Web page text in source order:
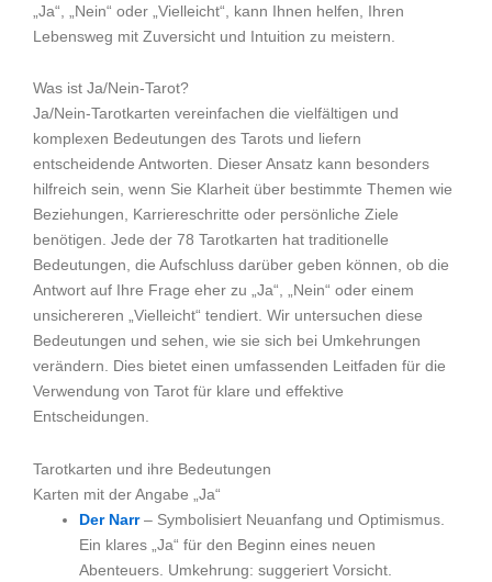
„Ja“, „Nein“ oder „Vielleicht“, kann Ihnen helfen, Ihren
Lebensweg mit Zuversicht und Intuition zu meistern.
Was ist Ja/Nein-Tarot?
Ja/Nein-Tarotkarten vereinfachen die vielfältigen und
komplexen Bedeutungen des Tarots und liefern
entscheidende Antworten. Dieser Ansatz kann besonders
hilfreich sein, wenn Sie Klarheit über bestimmte Themen wie
Beziehungen, Karriereschritte oder persönliche Ziele
benötigen. Jede der 78 Tarotkarten hat traditionelle
Bedeutungen, die Aufschluss darüber geben können, ob die
Antwort auf Ihre Frage eher zu „Ja“, „Nein“ oder einem
unsichereren „Vielleicht“ tendiert. Wir untersuchen diese
Bedeutungen und sehen, wie sie sich bei Umkehrungen
verändern. Dies bietet einen umfassenden Leitfaden für die
Verwendung von Tarot für klare und effektive
Entscheidungen.
Tarotkarten und ihre Bedeutungen
Karten mit der Angabe „Ja“
Der Narr – Symbolisiert Neuanfang und Optimismus.
Ein klares „Ja“ für den Beginn eines neuen
Abenteuers. Umkehrung: suggeriert Vorsicht.